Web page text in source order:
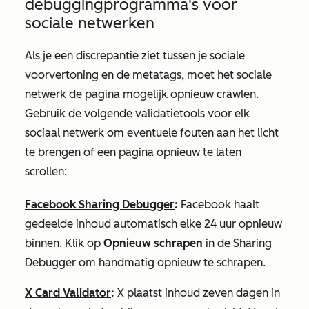
debuggingprogramma's voor
sociale netwerken
Als je een discrepantie ziet tussen je sociale
voorvertoning en de metatags, moet het sociale
netwerk de pagina mogelijk opnieuw crawlen.
Gebruik de volgende validatietools voor elk
sociaal netwerk om eventuele fouten aan het licht
te brengen of een pagina opnieuw te laten
scrollen:
Facebook Sharing Debugger: Facebook haalt
gedeelde inhoud automatisch elke 24 uur opnieuw
binnen. Klik op Opnieuw schrapen in de Sharing
Debugger om handmatig opnieuw te schrapen.
X Card Validator: X plaatst inhoud zeven dagen in